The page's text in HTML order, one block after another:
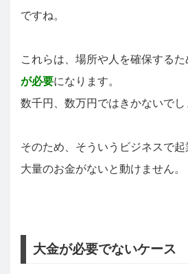
ですね。
これらは、場所や人を確保するた
が必要になります。
数千円、数万円ではきかないでし
そのため、そういうビジネスで起
大量のお金がないと動けません。
大金が必要でないケース